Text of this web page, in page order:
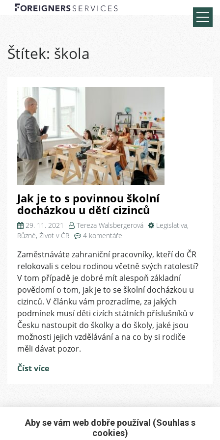
Štítek: škola
Jak je to s povinnou školní
docházkou u dětí cizinců
29. 11. 2021 Tereza Walsbergerová Legislativa,
Různé, Život v ČR 4 komentáře
s
názvem
Jak
je
to
s
povinnou
školní
docházkou
Zaměstnáváte zahraniční pracovníky, kteří do ČR
relokovali s celou rodinou včetně svých ratolestí?
V tom případě je dobré mít alespoň základní
povědomí o tom, jak je to se školní docházkou u
cizinců. V článku vám prozradíme, za jakých
podmínek musí děti cizích státních příslušníků v
Česku nastoupit do školky a do školy, jaké jsou
možnosti jejich vzdělávání a na co by si rodiče
měli dávat pozor.
Číst více
Aby se vám web dobře používal (Souhlas s
cookies)